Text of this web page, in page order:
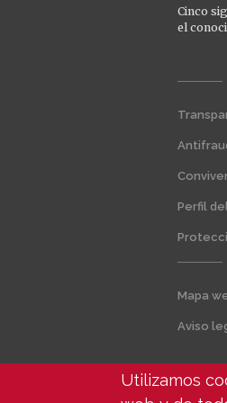
Cinco
el
Perfil
Mapa
Aviso
Utilizamos